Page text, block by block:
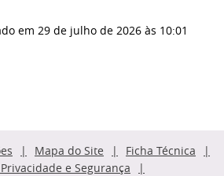
em 29 de julho de 2026 às 10:01
Mapa do Site
Ficha Técnica
e Segurança